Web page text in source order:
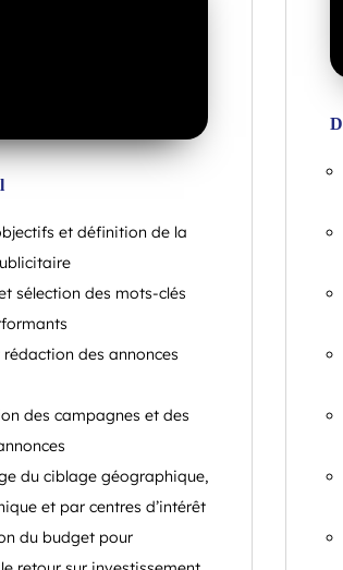
et définition de la
sélection des mots-clés
des annonces
des campagnes et des
du ciblage géographique,
et par centres d’intérêt
du budget pour